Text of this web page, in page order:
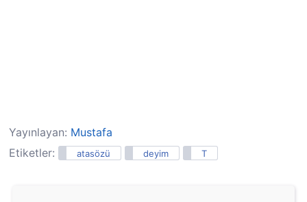
Yayınlayan: Mustafa
Etiketler:
atasözü deyim T